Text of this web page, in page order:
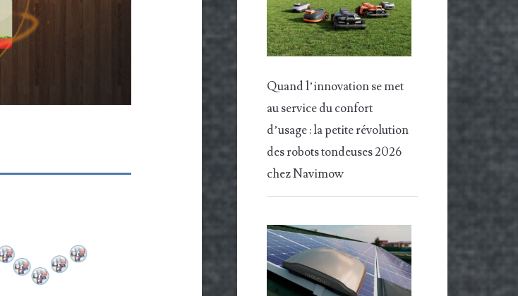
Quand l’innovation se met
au service du confort
d’usage : la petite révolution
des robots tondeuses 2026
chez Navimow